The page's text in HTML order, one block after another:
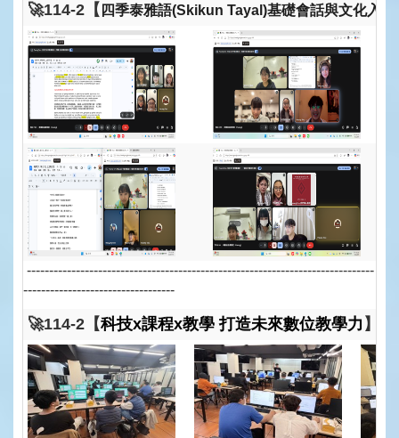
🚀114-2【 四季泰雅語(Skikun Tayal )基礎會話與文化入門
------------------------------------------------------------------------------
----------------------------------
🚀114-2【科技x課程x教學 打造未來數位教學力 】